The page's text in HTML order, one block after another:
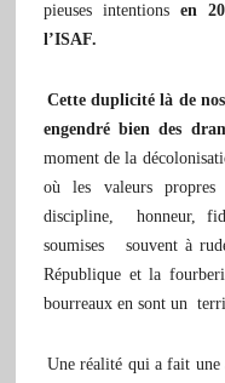
pieuses intentions en
l’ISAF.
Cette duplicité là de
engendré bien des
moment de la
où les valeurs
discipline, honneur,
soumises souvent à
République et la
bourreaux en sont un
Une réalité qui a fait